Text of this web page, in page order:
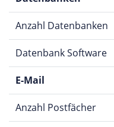
Anzahl Datenbanken
Datenbank Software
E-Mail
Anzahl Postfächer